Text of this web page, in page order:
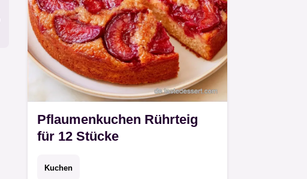
Pflaumenkuchen Rührteig
für 12 Stücke
Kuchen